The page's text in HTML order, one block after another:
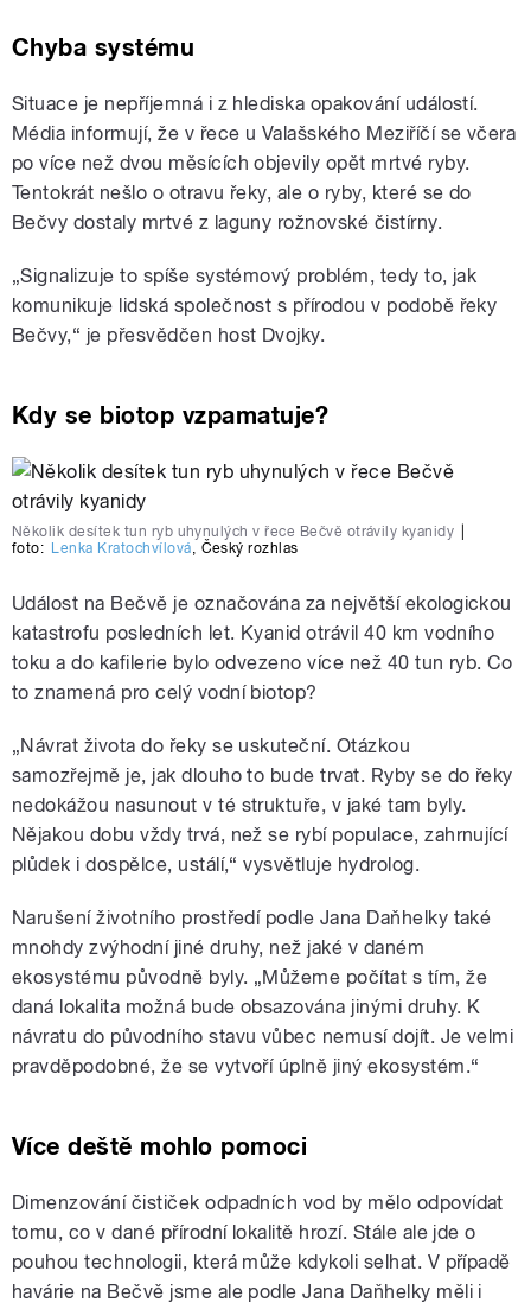
Chyba systému
Situace je nepříjemná i z hlediska opakování událostí.
Média informují, že v řece u Valašského Meziříčí se včera
po více než dvou měsících objevily opět mrtvé ryby.
Tentokrát nešlo o otravu řeky, ale o ryby, které se do
Bečvy dostaly mrtvé z laguny rožnovské čistírny.
„Signalizuje to spíše systémový problém, tedy to, jak
komunikuje lidská společnost s přírodou v podobě řeky
Bečvy,“ je přesvědčen host Dvojky.
Kdy se biotop vzpamatuje?
Několik desítek tun ryb uhynulých v řece Bečvě otrávily kyanidy
foto: Lenka Kratochvílová, Český rozhlas
Událost na Bečvě je označována za největší ekologickou
katastrofu posledních let. Kyanid otrávil 40 km vodního
toku a do kafilerie bylo odvezeno více než 40 tun ryb. Co
to znamená pro celý vodní biotop?
„Návrat života do řeky se uskuteční. Otázkou
samozřejmě je, jak dlouho to bude trvat. Ryby se do řeky
nedokážou nasunout v té struktuře, v jaké tam byly.
Nějakou dobu vždy trvá, než se rybí populace, zahrnující
plůdek i dospělce, ustálí,“ vysvětluje hydrolog.
Narušení životního prostředí podle Jana Daňhelky také
mnohdy zvýhodní jiné druhy, než jaké v daném
ekosystému původně byly. „Můžeme počítat s tím, že
daná lokalita možná bude obsazována jinými druhy. K
návratu do původního stavu vůbec nemusí dojít. Je velmi
pravděpodobné, že se vytvoří úplně jiný ekosystém.“
Více deště mohlo pomoci
Dimenzování čističek odpadních vod by mělo odpovídat
tomu, co v dané přírodní lokalitě hrozí. Stále ale jde o
pouhou technologii, která může kdykoli selhat. V případě
havárie na Bečvě jsme ale podle Jana Daňhelky měli i